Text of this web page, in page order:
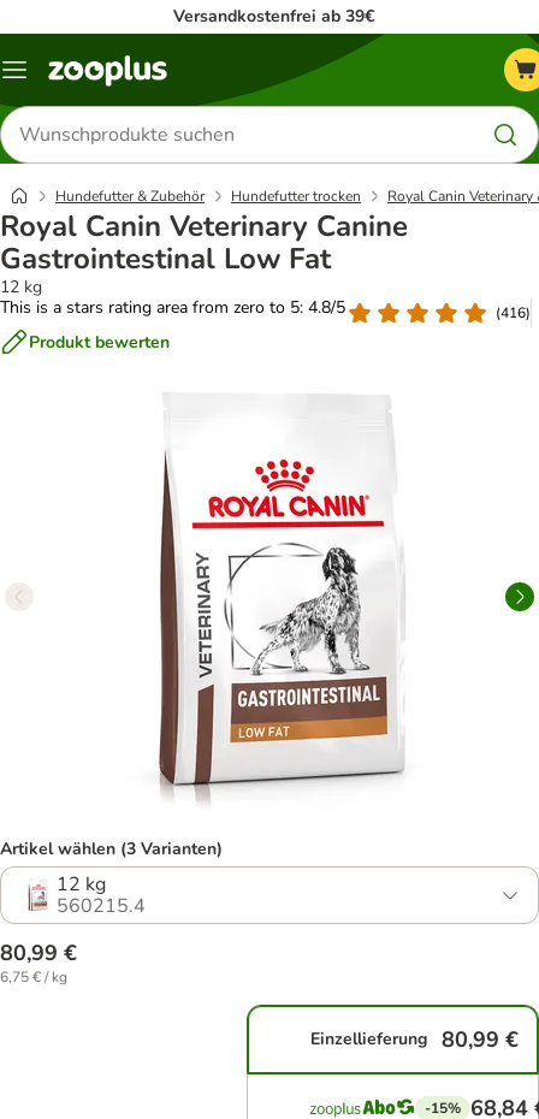
Versandkostenfrei ab 39€
Menü
Produkte
suchen
Hundefutter & Zubehör Hundefutter trocken Royal Canin Veterinary
Royal Canin Veterinary Canine
Gastrointestinal Low Fat
12 kg
This is a stars rating area from zero to 5: 4.8/5
(416)
Produkt bewerten
Artikel wählen (3 Varianten)
12 kg
560215.4
80,99 €
6,75 € / kg
Einzellieferung 80,99 €
-15% 68,84